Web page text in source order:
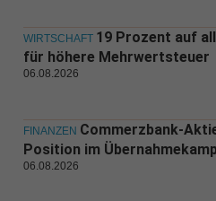
WIRTSCHAFT 19 Prozent auf
für höhere Mehrwertsteuer
06.08.2026
FINANZEN Commerzbank-
Position im
06.08.2026